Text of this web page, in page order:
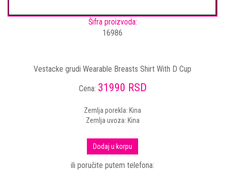
Šifra proizvoda:
16986
Vestacke grudi Wearable Breasts Shirt With D Cup
Cena: 31990 RSD
Zemlja porekla: Kina
Zemlja uvoza: Kina
Dodaj u korpu
ili poručite putem telefona: